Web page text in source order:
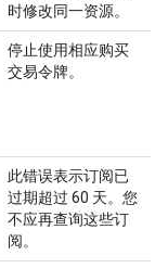
时修改同一资源。
停止使用相应购买
交易令牌。
此错误表示订阅已
过期超过 60 天。您
不应再查询这些订
阅。